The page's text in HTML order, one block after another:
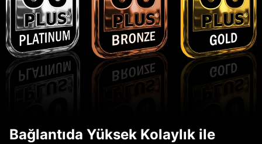
Bağlantıda Yüksek Kolaylık ile